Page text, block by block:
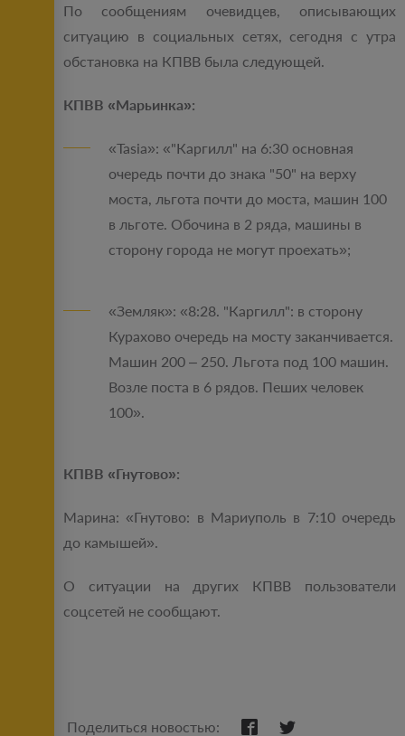
По сообщениям очевидцев, описывающих
ситуацию в социальных сетях, сегодня с утра
обстановка на КПВВ была следующей.
КПВВ «Марьинка»:
«Tasia»: «"Каргилл" на 6:30 основная
очередь почти до знака "50" на верху
моста, льгота почти до моста, машин 100
в льготе. Обочина в 2 ряда, машины в
сторону города не могут проехать»;
«Земляк»: «8:28. "Каргилл": в сторону
Курахово очередь на мосту заканчивается.
Машин 200 – 250. Льгота под 100 машин.
Возле поста в 6 рядов. Пеших человек
100».
КПВВ «Гнутово»:
Марина: «Гнутово: в Мариуполь в 7:10 очередь
до камышей».
О ситуации на других КПВВ пользователи
соцсетей не сообщают.
Поделиться новостью: